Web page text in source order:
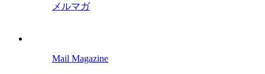
メルマガ
Mail Magazine